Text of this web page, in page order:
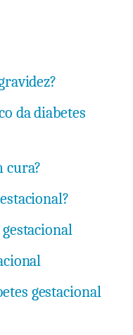
da diabetes
cura?
gestacional